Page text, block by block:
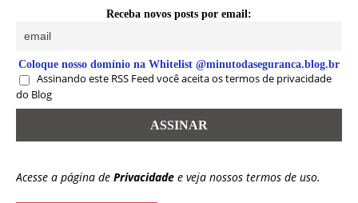
Receba novos posts por email:
Coloque nosso domínio na Whitelist @minutodaseguranca.blog.br
Assinando este RSS Feed você aceita os termos de privacidade
do Blog
Acesse a página de Privacidade e veja nossos termos de uso.